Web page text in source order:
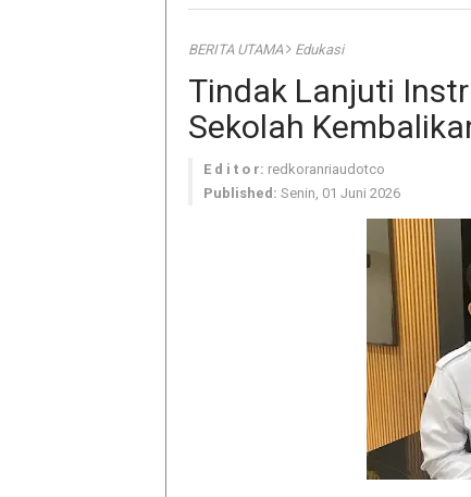
BERITA UTAMA Edukasi
Tindak Lanjuti
Sekolah
E d i t o r: redkoranriaudotco
Published: Senin, 01 Juni 2026